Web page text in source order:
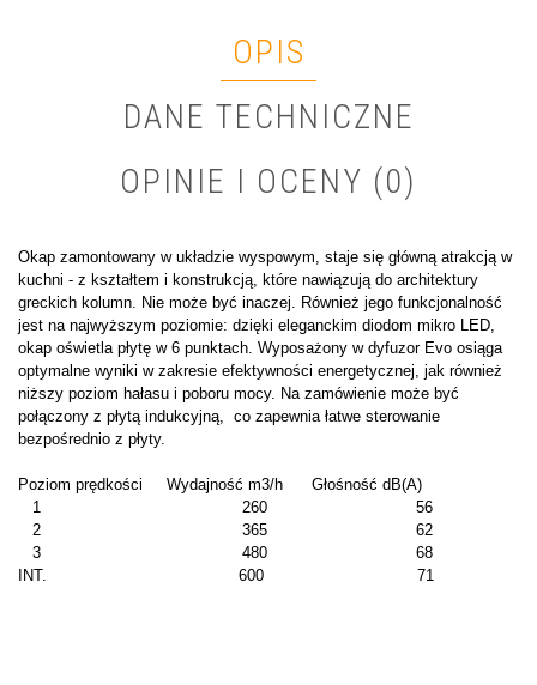
OPIS
DANE TECHNICZNE
OPINIE I OCENY (0)
Okap zamontowany w układzie wyspowym, staje się główną atrakcją w
kuchni - z kształtem i konstrukcją, które nawiązują do architektury
greckich kolumn. Nie może być inaczej. Również jego funkcjonalność
jest na najwyższym poziomie: dzięki eleganckim diodom mikro LED,
okap oświetla płytę w 6 punktach. Wyposażony w dyfuzor Evo osiąga
optymalne wyniki w zakresie efektywności energetycznej, jak również
niższy poziom hałasu i poboru mocy. Na zamówienie może być
połączony z płytą indukcyjną, co zapewnia łatwe sterowanie
bezpośrednio z płyty.
Poziom prędkości Wydajność m3/h Głośność dB(A)
1 260 56
2 365 62
3 480 68
INT. 600 71